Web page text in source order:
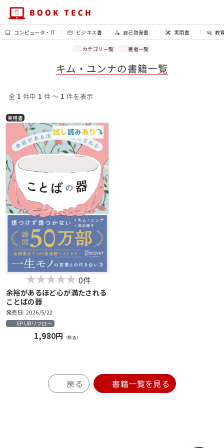
コンピュータ・IT ビジネス書 自己啓発書 実用書 教
カテゴリ一覧 著者一覧
キム・ユンナの書籍一覧
全 1 件中 1 件 〜 1 件を表示
実用書
0件
余裕があるほど心が満たされる
ことばの器
発売日: 2026/5/22
EPUBリフロー
1,980円 （税込）
戻る 書籍一覧を見る